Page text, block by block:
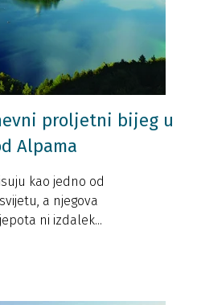
proljetni bijeg u
Alpama
kao jedno od
a njegova
ni izdalek...